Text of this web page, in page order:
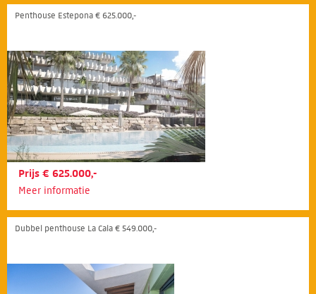
Penthouse Estepona € 625.000,-
Prijs € 625.000,-
Meer informatie
Dubbel penthouse La Cala € 549.000,-